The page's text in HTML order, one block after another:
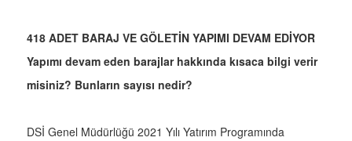
418 ADET BARAJ VE GÖLETİN YAPIMI DEVAM EDİYOR
Yapımı devam eden barajlar hakkında kısaca bilgi verir
misiniz? Bunların sayısı nedir?
DSİ Genel Müdürlüğü 2021 Yılı Yatırım Programında